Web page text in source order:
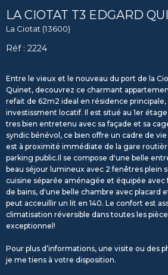
LA CIOTAT T3 EDGARD
La Ciotat (13600)
Réf : 2224
Entre le vieux et le nouveau du port de la
Quinet, decouvrez ce charmant
refait de 62m2 ideal en résidence
investissment locatif. Il est situé au 1er
tres bien entretenu avec sa façade et sa
syndic bénévol, ce bien offre un cadre de
est à proximité immédiate de la gare
parking public.Il se compose d'une belle
beau séjour lumineux avec 2 fenêtres plein
cuisine séparée aménagée et équipée avec
de bains, d'une belle chambre avec placard
peut acceuillir un lit en 140. Le confort est
climatisation réversible dans toutes les
exceptionnel!
Pour plus d’informations, une visite ou des
je me tiens à votre disposition.